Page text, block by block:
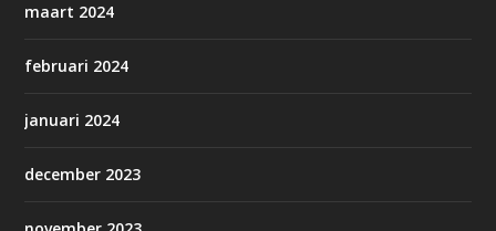
maart 2024
februari 2024
januari 2024
december 2023